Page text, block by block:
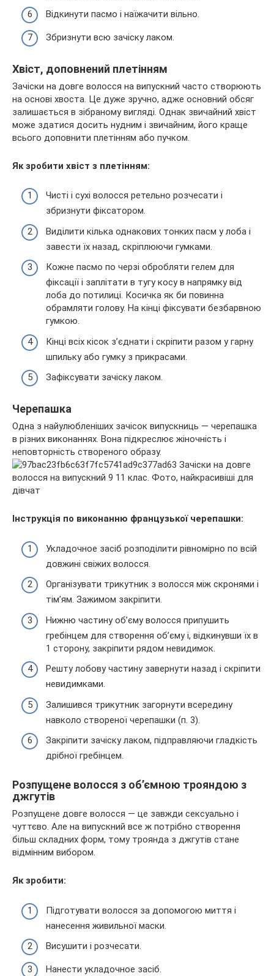
Відкинути пасмо і наїжачити вільно.
Збризнути всю зачіску лаком.
Хвіст, доповнений плетінням
Зачіски на довге волосся на випускний часто створюють
на основі хвоста. Це дуже зручно, адже основний обсяг
залишається в зібраному вигляді. Однак звичайний хвіст
може здатися досить нудним і звичайним, його краще
всього доповнити плетінням або пучком.
Як зробити хвіст з плетінням:
Чисті і сухі волосся ретельно розчесати і
збризнути фіксатором.
Виділити кілька однакових тонких пасм у лоба і
завести їх назад, скріплюючи гумками.
Кожне пасмо по черзі обробляти гелем для
фіксації і заплітати в тугу косу в напрямку від
лоба до потилиці. Косичка як би повинна
обрамляти голову. На кінці фіксувати безбарвною
гумкою.
Кінці всіх кісок з’єднати і скріпити разом у гарну
шпильку або гумку з прикрасами.
Зафіксувати зачіску лаком.
Черепашка
Одна з найулюбленіших зачісок випускниць — черепашка
в різних виконаннях. Вона підкреслює жіночність і
неповторність створеного образу.
Інструкція по виконанню французької черепашки:
Укладочное засіб розподілити рівномірно по всій
довжині свіжих волосся.
Організувати трикутник з волосся між скронями і
тім’ям. Зажимом закріпити.
Нижню частину об’єму волосся припушить
гребінцем для створення об’єму і, відкинувши їх в
1 сторону, закріпити рядом невидимок.
Решту лобову частину завернути назад і скріпити
невидимками.
Залишився трикутник загорнути всередину
навколо створеної черепашки (п. 3).
Закріпити зачіску лаком, підправляючи гладкість
дрібної гребінцем.
Розпущене волосся з об’ємною трояндою з
джгутів
Розпущене довге волосся — це завжди сексуально і
чуттєво. Але на випускний все ж потрібно створення
більш складних форм, тому троянда з джгутів стане
відмінним вибором.
Як зробити:
Підготувати волосся за допомогою миття і
нанесення живильної маски.
Висушити і розчесати.
Нанести укладочное засіб.